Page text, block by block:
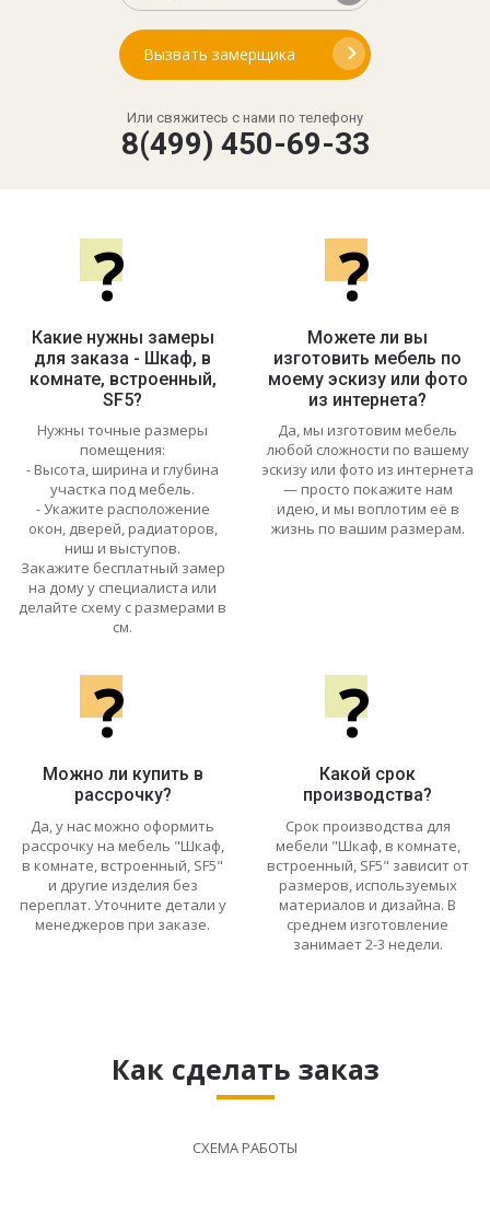
Вызвать замерщика
Или свяжитесь с нами по телефону
8(499) 450-69-33
?
Какие нужны замеры
для заказа - Шкаф, в
комнате, встроенный,
SF5?
Нужны точные размеры
помещения:
- Высота, ширина и глубина
участка под мебель.
- Укажите расположение
окон, дверей, радиаторов,
ниш и выступов.
Закажите бесплатный замер
на дому у специалиста или
делайте схему с размерами в
см.
?
Можете ли вы
изготовить мебель по
моему эскизу или фото
из интернета?
Да, мы изготовим мебель
любой сложности по вашему
эскизу или фото из интернета
— просто покажите нам
идею, и мы воплотим её в
жизнь по вашим размерам.
?
Можно ли купить в
рассрочку?
Да, у нас можно оформить
рассрочку на мебель "Шкаф,
в комнате, встроенный, SF5"
и другие изделия без
переплат. Уточните детали у
менеджеров при заказе.
?
Какой срок
производства?
Срок производства для
мебели "Шкаф, в комнате,
встроенный, SF5" зависит от
размеров, используемых
материалов и дизайна. В
среднем изготовление
занимает 2-3 недели.
Как сделать заказ
СХЕМА РАБОТЫ